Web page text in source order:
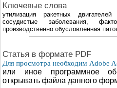
Ключевые слова
утилизация ракетных
сосудистые заболевания,
производственно обусловленная
Cтатья в формате PDF
Для просмотра необходим Adobe
или иное программное
открывать файла данного